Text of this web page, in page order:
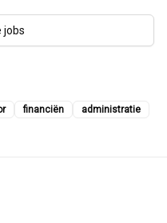
jobs
financiën administratie